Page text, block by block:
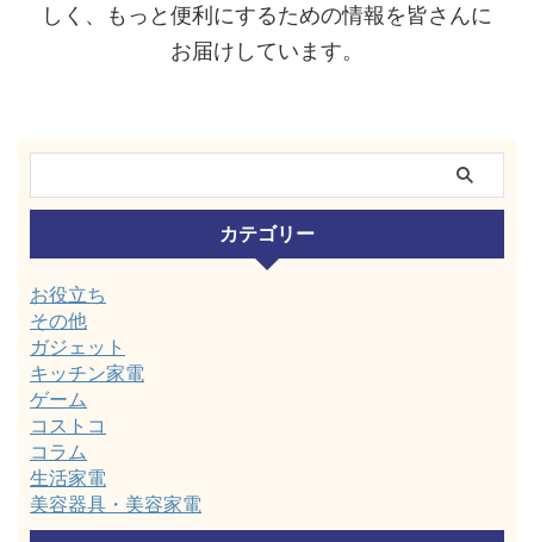
しく、もっと便利にするための情報を皆さんに
お届けしています。
カテゴリー
お役立ち
その他
ガジェット
キッチン家電
ゲーム
コストコ
コラム
生活家電
美容器具・美容家電